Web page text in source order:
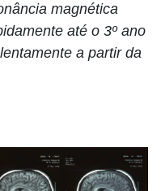
magnética
até o 3º ano
a partir da